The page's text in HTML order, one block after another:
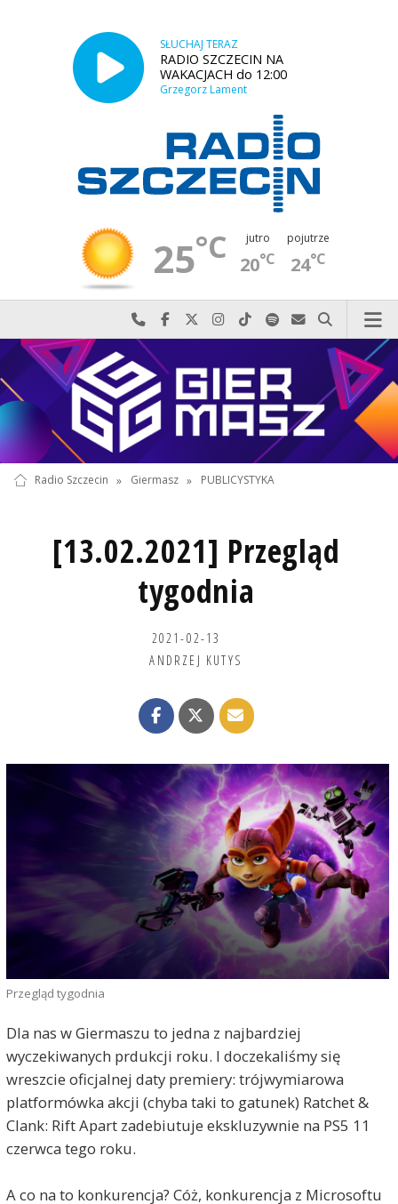
SŁUCHAJ TERAZ
RADIO SZCZECIN NA
WAKACJACH do 12:00
Grzegorz Lament
25°C jutro
20°C
pojutrze
24°C
Najlepiej po prostu do nas zadzwoń
Odwiedź nas na Facebook-u
Odwiedź nas na X
Odwiedź nas na Instagram-ie
Odwiedź nas na TikTok-u
Szukaj nas na Spotify
Wyślij do nas
Szukaj
Radio Szczecin » Giermasz » PUBLICYSTYKA
[13.02.2021] Przegląd
tygodnia
2021-02-13
ANDRZEJ KUTYS
Przegląd tygodnia
Dla nas w Giermaszu to jedna z najbardziej
wyczekiwanych prdukcji roku. I doczekaliśmy się
wreszcie oficjalnej daty premiery: trójwymiarowa
platformówka akcji (chyba taki to gatunek) Ratchet &
Clank: Rift Apart zadebiutuje ekskluzywnie na PS5 11
czerwca tego roku.
A co na to konkurencja? Cóż, konkurencja z Microsoftu